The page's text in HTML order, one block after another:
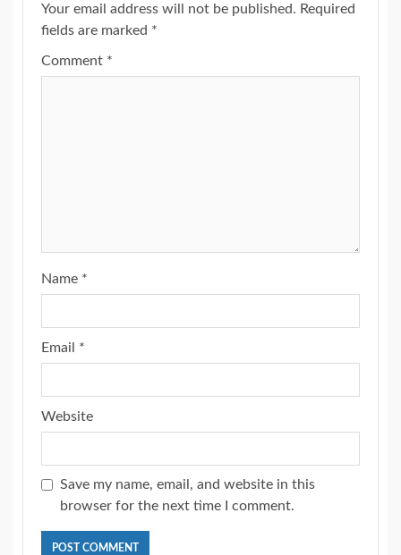
Your email address will not be published. Required
fields are marked *
Comment *
Name *
Email *
Website
Save my name, email, and website in this
browser for the next time I comment.